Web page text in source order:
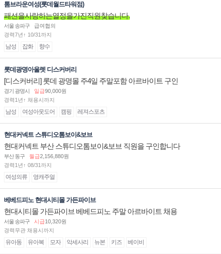
톰브라운여성(롯데월드타워점)
패션을사랑하는열정을가진직원찾습니다.
서울 송파구
급여협의
경력7년↑ 10/31까지
남성 잡화 향수
롯데광명아울렛 디스커버리
[디스커버리] 롯데 광명몰 주4일 주말포함 아르바이트 구인
경기 광명시 일급90,000원
경력1년↑ 채용시까지
남성 여성아웃도어 캠핑 레져스포츠
현대커넥트 스튜디오톰보이&보브
현대커넥트 부산 스튜디오톰보이&보브 직원을 구인합니다
부산 동구 월급2,156,880원
경력1년↑ 08/31까지
여성의류 영캐주얼
베베드피노 현대시티몰 가든파이브
현대시티몰 가든파이브 베베드피노 주말 아르바이트 채용
서울 송파구 시급10,320원
경력무관 채용시까지
유아동 유아복 모자 악세사리 뉴본 키즈 베이비